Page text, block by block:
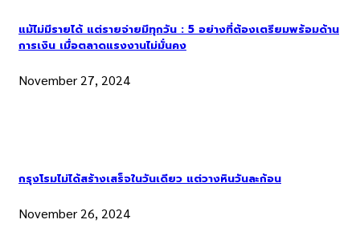
แม้ไม่มีรายได้ แต่รายจ่ายมีทุกวัน : 5 อย่างที่ต้องเตรียมพร้อมด้าน
การเงิน เมื่อตลาดแรงงานไม่มั่นคง
November 27, 2024
กรุงโรมไม่ได้สร้างเสร็จในวันเดียว แต่วางหินวันละก้อน
November 26, 2024